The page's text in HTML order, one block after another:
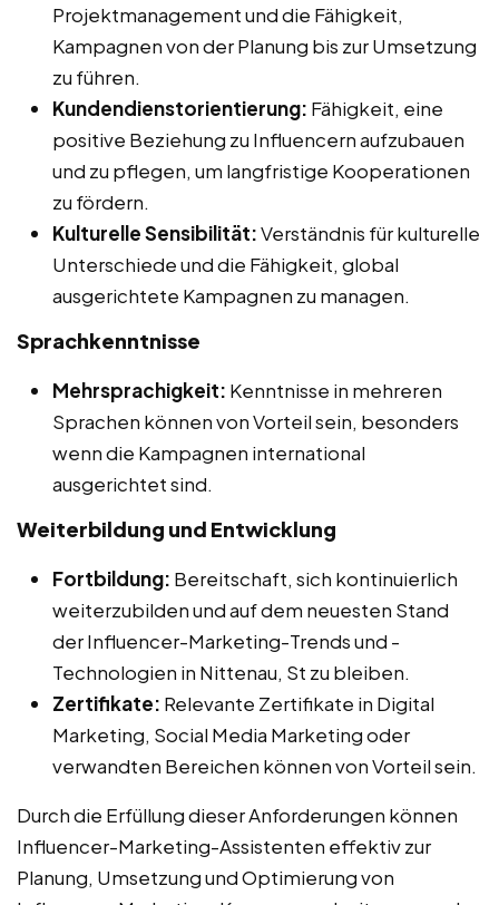
Projektmanagement und die Fähigkeit,
Kampagnen von der Planung bis zur Umsetzung
zu führen.
Kundendienstorientierung: Fähigkeit, eine
positive Beziehung zu Influencern aufzubauen
und zu pflegen, um langfristige Kooperationen
zu fördern.
Kulturelle Sensibilität:Verständnis für kulturelle
Unterschiede und die Fähigkeit, global
ausgerichtete Kampagnen zu managen.
Sprachkenntnisse
Mehrsprachigkeit: Kenntnisse in mehreren
Sprachen können von Vorteil sein, besonders
wenn die Kampagnen international
ausgerichtet sind.
Weiterbildung und Entwicklung
Fortbildung: Bereitschaft, sich kontinuierlich
weiterzubilden und auf dem neuesten Stand
der Influencer-Marketing-Trends und -
Technologien in Nittenau, St zu bleiben.
Zertifikate: Relevante Zertifikate in Digital
Marketing, Social Media Marketing oder
verwandten Bereichen können von Vorteil sein.
Durch die Erfüllung dieser Anforderungen können
Influencer-Marketing-Assistenten effektiv zur
Planung, Umsetzung und Optimierung von